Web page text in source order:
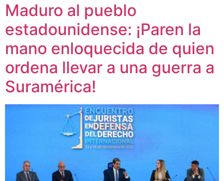
Maduro al pueblo
estadounidense: ¡Paren la
mano enloquecida de quien
ordena llevar a una guerra a
Suramérica!